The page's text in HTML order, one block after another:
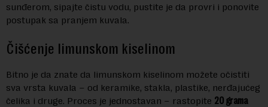
sunđerom, sipajte čistu vodu, pustite je da provri i ponovite
postupak sa pranjem kuvala.
Čišćenje limunskom kiselinom
Bitno je da znate da limunskom kiselinom možete očistiti
sva vrsta kuvala – od keramike, stakla, plastike, nerđajućeg
čelika i druge. Proces je jednostavan – rastopite 20 grama